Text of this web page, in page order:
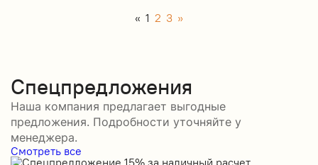
« 1 2 3 »
Спецпредложения
Наша компания предлагает выгодные
предложения. Подробности уточняйте у
менеджера.
Смотреть все